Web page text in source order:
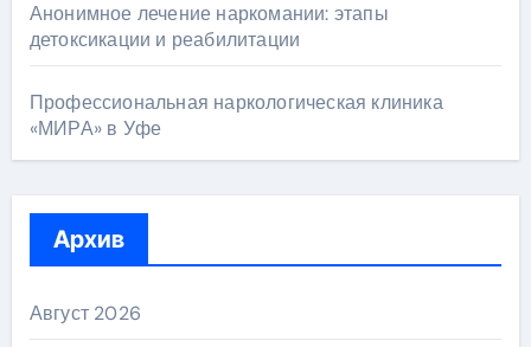
Анонимное лечение наркомании: этапы
детоксикации и реабилитации
Профессиональная наркологическая клиника
«МИРА» в Уфе
Архив
Август 2026